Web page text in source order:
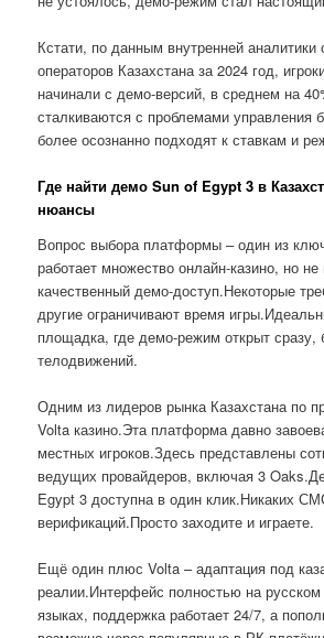
Кстати, по данным внутренней аналитики
операторов Казахстана за 2024 год,
начинали с демо-версий, в среднем на
сталкиваются с проблемами управления
более осознанно подходят к ставкам и
Где найти демо Sun of Egypt 3 в
нюансы
Вопрос выбора платформы – один из
работает множество онлайн-казино, но
качественный демо-доступ.Некоторые
другие ограничивают время
площадка, где демо-режим открыт сразу,
телодвижений.
Одним из лидеров рынка Казахстана по
Volta казино.Эта платформа давно
местных игроков.Здесь представлены
ведущих провайдеров, включая 3
Egypt 3 доступна в один клик.Никаких
верификаций.Просто заходите и играете.
Ещё один плюс Volta – адаптация под
реалии.Интерфейс полностью на русском
языках, поддержка работает 24/7, а